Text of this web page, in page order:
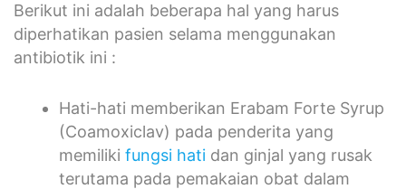
Berikut ini adalah beberapa hal yang harus
diperhatikan pasien selama menggunakan
antibiotik ini :
Hati-hati memberikan Erabam Forte Syrup
(Coamoxiclav) pada penderita yang
memiliki fungsi hati dan ginjal yang rusak
terutama pada pemakaian obat dalam